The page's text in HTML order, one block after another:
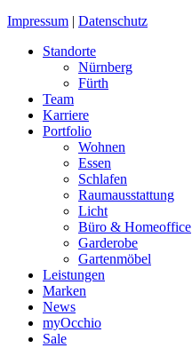
Impressum | Datenschutz
Standorte
Nürnberg
Fürth
Team
Karriere
Portfolio
Wohnen
Essen
Schlafen
Raumausstattung
Licht
Büro & Homeoffice
Garderobe
Gartenmöbel
Leistungen
Marken
News
myOcchio
Sale